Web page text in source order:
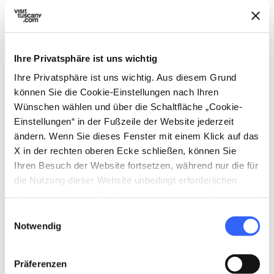
Ihre Privatsphäre ist uns wichtig
Ihre Privatsphäre ist uns wichtig. Aus diesem Grund
können Sie die Cookie-Einstellungen nach Ihren
Wünschen wählen und über die Schaltfläche „Cookie-
Einstellungen“ in der Fußzeile der Website jederzeit
ändern. Wenn Sie dieses Fenster mit einem Klick auf das
X in der rechten oberen Ecke schließen, können Sie
Ihren Besuch der Website fortsetzen, während nur die für
die Nutzung dieser Website unbedingt erforderlichen
Zustimmung.
Notwendig
Präferenzen
directions Wegbeschreibung
Hinweise
home Wo
Fortezza della Verrucola, SS63, Verrucola,
MS, Italia
Planen
hotel Übernachten (auf Englisch) chevron_right